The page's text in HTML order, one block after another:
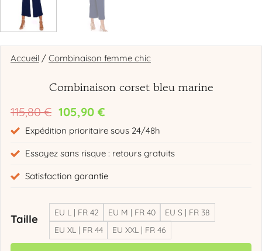
Accueil / Combinaison femme chic
Combinaison corset bleu marine
115,80€ Le
prix
était :
115,80 €.
105,90 €
prix
est :
105,90 €.
Expédition prioritaire sous 24/48h
Essayez sans risque : retours gratuits
Satisfaction garantie
Taille EU L | FR 42 EU M | FR 40
EU S | FR 38
EU XL | FR 44
EU XXL | FR 46